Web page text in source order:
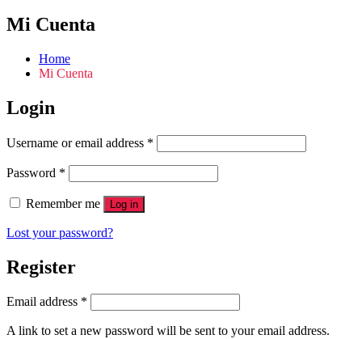
Mi Cuenta
Home
Mi Cuenta
Login
Username or email address *
Password *
Remember me Log in
Lost your password?
Register
Email address *
A link to set a new password will be sent to your email address.